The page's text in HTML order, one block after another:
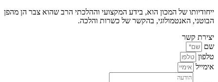
ייחודיותו של המכון הוא, בידע המקצועי וההלכתי הרב שהוא צבר הן מהפן
הבוטני, האנטמולוגי, בהקשר של כשרות והלכה.
יצירת קשר
שם
טלפון
אימייל